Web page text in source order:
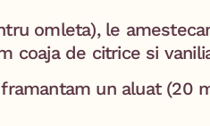
omleta), le
coaja de citrice si
un aluat (20